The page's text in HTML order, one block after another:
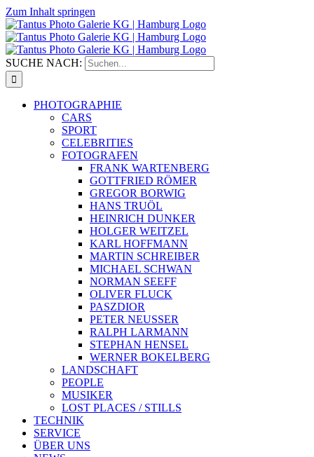
Zum Inhalt springen
SUCHE NACH:
PHOTOGRAPHIE
CARS
SPORT
CELEBRITIES
FOTOGRAFEN
FRANK WARTENBERG
GOTTFRIED RÖMER
GREGOR BORWIG
HANS TRUÖL
HEINRICH DUNKER
HOLGER WEITZEL
KARL HOFFMANN
MARTIN SCHREIBER
MICHAEL SCHWAN
NORMAN SEEFF
OLIVER FLUCK
PASZDIOR
PETER NEUSSER
RALPH LARMANN
STEPHAN HENSEL
WERNER BOKELBERG
LANDSCHAFT
PEOPLE
MUSIKER
LOST PLACES / STILLS
TECHNIK
SERVICE
ÜBER UNS